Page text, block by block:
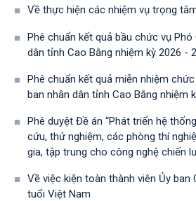
Về thực hiện các nhiệm vụ trọng
Phê chuẩn kết quả bầu chức vụ
dân tỉnh Cao Bằng nhiệm kỳ 2026 -
Phê chuẩn kết quả miễn nhiệm
ban nhân dân tỉnh Cao Bằng nhiệm
Phê duyệt Đề án “Phát triển hệ
cứu, thử nghiệm, các phòng thí
gia, tập trung cho công nghệ chiến
Về việc kiện toàn thành viên Ủy ban
tuổi Việt Nam